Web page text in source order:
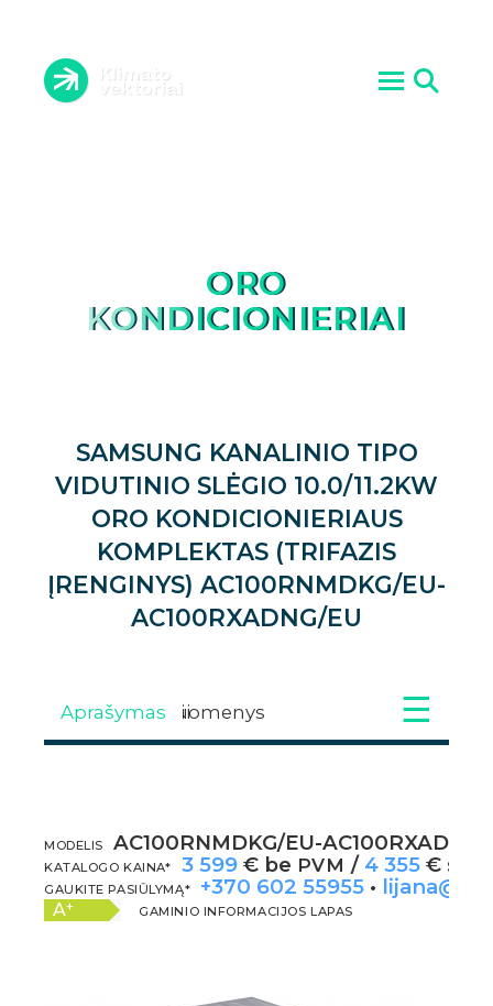
ORO
KONDICIONIERIAI
SAMSUNG KANALINIO TIPO
VIDUTINIO SLĖGIO 10.0/11.2KW
ORO KONDICIONIERIAUS
KOMPLEKTAS (TRIFAZIS
ĮRENGINYS) AC100RNMDKG/EU-
AC100RXADNG/EU
Aprašymas
Techniniai duomenys
Galimi priedai
Atsisiuntimai
Galerija
Video
APRAŠYMAS
MODELIS AC100RNMDKG/EU-AC100RXADNG/
KATALOGO KAINA* 3 599€ be PVM / 4 355 € su
GAUKITE PASIŪLYMĄ* +370 602 55955 •
A+ GAMINIO INFORMACIJOS LAPAS